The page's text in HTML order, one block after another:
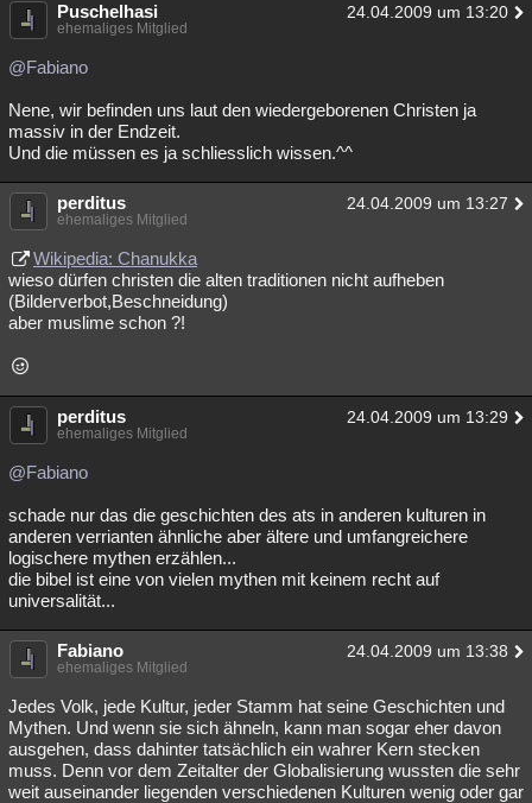
Puschelhasi 24.04.2009 um 13:20
ehemaliges Mitglied
@Fabiano
Nene, wir befinden uns laut den wiedergeborenen Christen ja
massiv in der Endzeit.
Und die müssen es ja schliesslich wissen.^^
perditus 24.04.2009 um 13:27
ehemaliges Mitglied
Wikipedia: Chanukka
wieso dürfen christen die alten traditionen nicht aufheben
(Bilderverbot,Beschneidung)
aber muslime schon ?!
perditus 24.04.2009 um 13:29
ehemaliges Mitglied
@Fabiano
schade nur das die geschichten des ats in anderen kulturen in
anderen verrianten ähnliche aber ältere und umfangreichere
logischere mythen erzählen...
die bibel ist eine von vielen mythen mit keinem recht auf
universalität...
Fabiano 24.04.2009 um 13:38
ehemaliges Mitglied
Jedes Volk, jede Kultur, jeder Stamm hat seine Geschichten und
Mythen. Und wenn sie sich ähneln, kann man sogar eher davon
ausgehen, dass dahinter tatsächlich ein wahrer Kern stecken
muss. Denn vor dem Zeitalter der Globalisierung wussten die sehr
weit auseinander liegenden verschiedenen Kulturen wenig oder gar